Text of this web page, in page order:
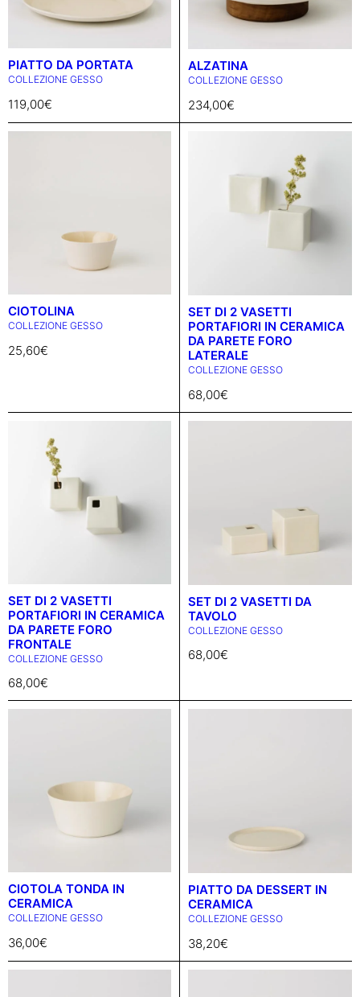
PIATTO DA PORTATA
COLLEZIONE GESSO
119,00€
ALZATINA
COLLEZIONE GESSO
234,00€
CIOTOLINA
COLLEZIONE GESSO
25,60€
SET DI 2 VASETTI
PORTAFIORI IN CERAMICA
DA PARETE FORO
LATERALE
COLLEZIONE GESSO
68,00€
SET DI 2 VASETTI
PORTAFIORI IN CERAMICA
DA PARETE FORO
FRONTALE
COLLEZIONE GESSO
68,00€
SET DI 2 VASETTI DA
TAVOLO
COLLEZIONE GESSO
68,00€
CIOTOLA TONDA IN
CERAMICA
COLLEZIONE GESSO
36,00€
PIATTO DA DESSERT IN
CERAMICA
COLLEZIONE GESSO
38,20€